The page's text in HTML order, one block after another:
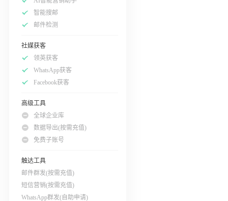
智能搜邮
邮件检测
社媒获客
领英获客
WhatsApp获客
Facebook获客
高级工具
全球企业库
数据导出(按需充值)
免费子账号
触达工具
邮件群发(按需充值)
短信营销(按需充值)
WhatsApp群发(自助申请)